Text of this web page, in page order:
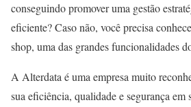
conseguindo promover uma gestão
eficiente? Caso não, você precisa
shop, uma das grandes funcionalidades
A Alterdata é uma empresa muito
sua eficiência, qualidade e segurança em